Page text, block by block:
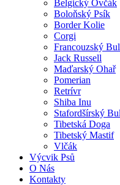
Belgický Ovčák
Boloňský Psík
Border Kolie
Corgi
Francouzský
Jack Russell
Maďarský Ohař
Pomerian
Retrívr
Shiba Inu
Stafordšírský
Tibetská Doga
Tibetský Mastif
Vlčák
Výcvik Psů
O Nás
Kontakty